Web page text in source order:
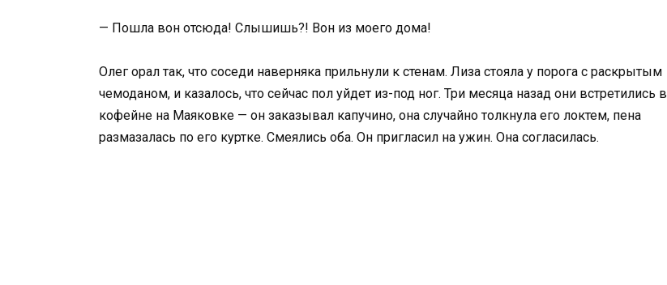
— Пошла вон отсюда! Слышишь?! Вон из моего дома!
Олег орал так, что соседи наверняка прильнули к стенам. Лиза стояла у порога с раскрытым
чемоданом, и казалось, что сейчас пол уйдет из-под ног. Три месяца назад они встретились в
кофейне на Маяковке — он заказывал капучино, она случайно толкнула его локтем, пена
размазалась по его куртке. Смеялись оба. Он пригласил на ужин. Она согласилась.